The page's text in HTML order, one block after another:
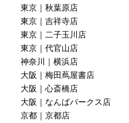
東京｜秋葉原店
東京｜吉祥寺店
東京｜二子玉川店
東京｜代官山店
神奈川｜横浜店
大阪｜梅田蔦屋書店
大阪｜心斎橋店
大阪｜なんばパークス店
京都｜京都店